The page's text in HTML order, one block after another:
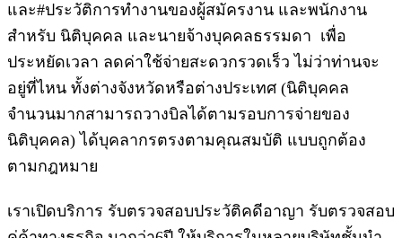
และ#ประวัติการทำงานของผู้สมัครงาน และพนักงาน
สำหรับ นิติบุคคล และนายจ้างบุคคลธรรมดา เพื่อ
ประหยัดเวลา ลดค่าใช้จ่ายสะดวกรวดเร็ว ไม่ว่าท่านจะ
อยู่ที่ไหน ทั้งต่างจังหวัดหรือต่างประเทศ (นิติบุคคล
จำนวนมากสามารถวางบิลได้ตามรอบการจ่ายของ
นิติบุคคล) ได้บุคลากรตรงตามคุณสมบัติ แบบถูกต้อง
ตามกฎหมาย
เราเปิดบริการ รับตรวจสอบประวัติคดีอาญา รับตรวจสอบ